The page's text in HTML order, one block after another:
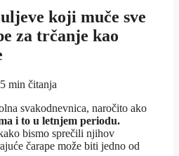
koji muče sve
za trčanje kao
5 min čitanja
svakodnevnica, naročito ako
i to u letnjem periodu.
bismo sprečili njihov
čarape može biti jedno od